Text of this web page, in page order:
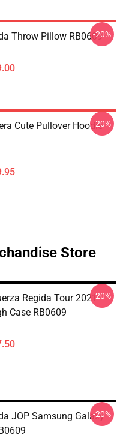
Throw Pillow RB0609-20%
Cute Pullover Hoodie-20%
Store
Regida Tour 2021
Case RB0609
-20%
JOP Samsung Galaxy
-20%